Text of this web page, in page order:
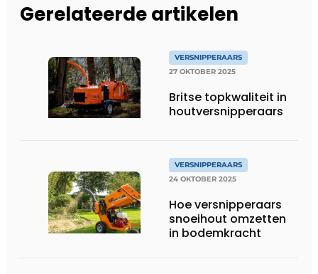
Gerelateerde artikelen
VERSNIPPERAARS
27 OKTOBER 2025
Britse topkwaliteit in
houtversnipperaars
VERSNIPPERAARS
24 OKTOBER 2025
Hoe versnipperaars
snoeihout omzetten
in bodemkracht